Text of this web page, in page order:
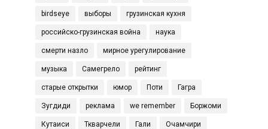
birdseye выборы грузинская кухня
российско-грузинская война наука
смерти назло мирное урегулирование
музыка Самегрело рейтинг
старые открытки юмор Поти Гагра
Зугдиди реклама we remember Боржоми
Кутаиси Ткварчели Гали Очамчири